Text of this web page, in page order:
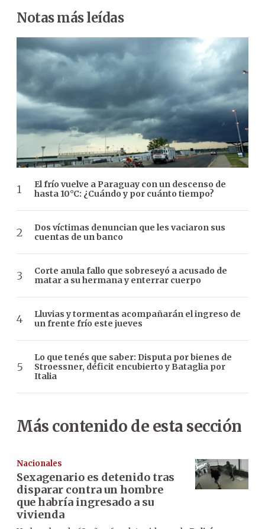
Notas más leídas
El frío vuelve a Paraguay con un descenso de
hasta 10°C: ¿Cuándo y por cuánto tiempo?
Dos víctimas denuncian que les vaciaron sus
cuentas de un banco
Corte anula fallo que sobreseyó a acusado de
matar a su hermana y enterrar cuerpo
Lluvias y tormentas acompañarán el ingreso de
un frente frío este jueves
Lo que tenés que saber: Disputa por bienes de
Stroessner, déficit encubierto y Bataglia por
Italia
Más contenido de esta sección
Nacionales
Sexagenario es detenido tras
disparar contra un hombre
que habría ingresado a su
vivienda